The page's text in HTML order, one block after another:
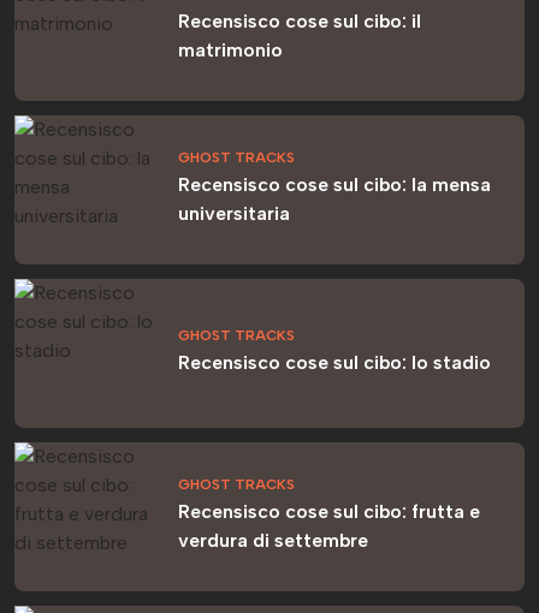
Recensisco cose sul cibo: il
matrimonio
GHOST TRACKS
Recensisco cose sul cibo: la mensa
universitaria
GHOST TRACKS
Recensisco cose sul cibo: lo stadio
GHOST TRACKS
Recensisco cose sul cibo: frutta e
verdura di settembre